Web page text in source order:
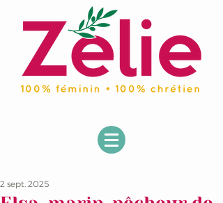
2 sept. 2025